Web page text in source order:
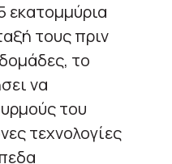
εκατομμύρια
τους πριν
το
να
του
τεχνολογίες